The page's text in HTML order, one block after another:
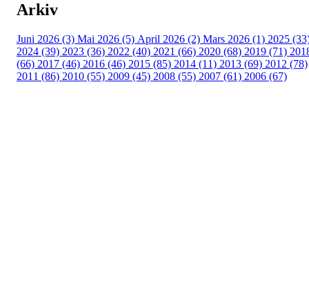
Arkiv
Juni 2026 (3) Mai 2026 (5) April 2026 (2) Mars 2026 (1) 2025
2024 (39) 2023 (36) 2022 (40) 2021 (66) 2020 (68) 2019 (71)
(66) 2017 (46) 2016 (46) 2015 (85) 2014 (11) 2013 (69) 2012 (78)
2011 (86) 2010 (55) 2009 (45) 2008 (55) 2007 (61) 2006 (67)